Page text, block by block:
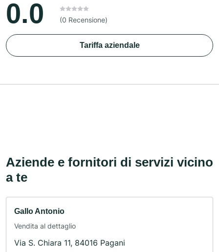
0.0 (0 Recensione)
Tariffa aziendale
Aziende e fornitori di servizi vicino
a te
Gallo Antonio
Vendita al dettaglio
Via S. Chiara 11, 84016 Pagani